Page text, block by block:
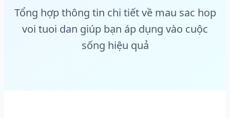
Tổng hợp thông tin chi tiết về mau sac hop
voi tuoi dan giúp bạn áp dụng vào cuộc
sống hiệu quả